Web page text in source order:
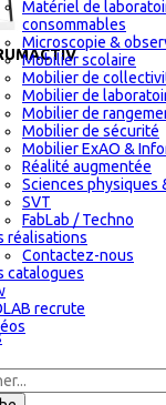
Matériel de
consommables
Microscopie &
Mobilier scolaire
Mobilier de
Mobilier de
Mobilier de
Mobilier de sécurité
Mobilier ExAO &
Réalité augmentée
Sciences physiques
SVT
FabLab / Techno
réalisations
Contactez-nous
catalogues
recrute